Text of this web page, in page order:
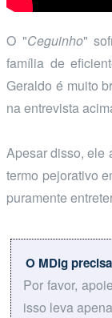
O "Ceguinho"
família de
Geraldo é muito
na entrevista
Apesar disso, ele
termo pejorativo
puramente
O MDig
Por favor,
isso leva